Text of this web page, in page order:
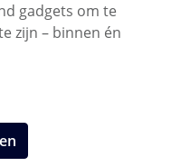
gadgets om te
zijn – binnen én